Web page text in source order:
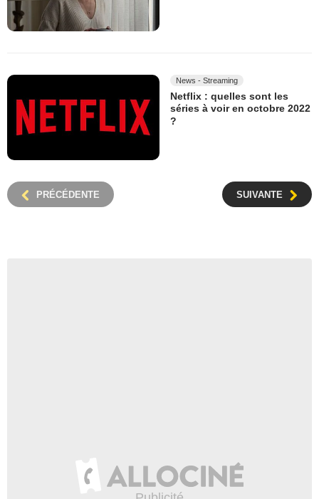
News - Streaming
Netflix : quelles sont les
séries à voir en octobre 2022
?
PRÉCÉDENTE SUIVANTE